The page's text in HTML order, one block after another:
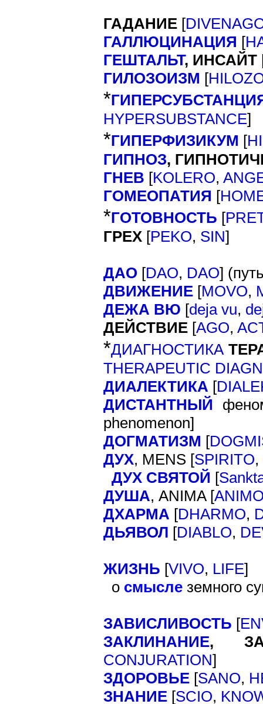
ГАДАНИЕ [
ГАЛЛЮЦИНАЦИЯ [
ГЕШТАЛЬТ, ИНСАЙТ
ГИЛОЗОИЗМ [
*
HYPERSUBSTANCE]
*ГИПЕРФИЗИКУМ [
ГИПНОЗ,
ГНЕВ [KOLERO,
ГОМЕОПАТИЯ [
*ГОТОВНОСТЬ [
ГРЕХ [PEKO, SIN]
ДАО [DAO, DAO] (
ДВИЖЕНИЕ [MOVO,
ДЕЖА ВЮ [deja vu,
ДЕЙСТВИЕ [AGO,
*ДИАГНОСТИКА
THERAPEUTIC
ДИАЛЕКТИКА [
ДИСТАНТНЫЙ
phenomenon]
ДОГМАТИЗМ [
ДУХ, MENS [SPIRITO,
ДУХ СВЯТОЙ [
ДУША, ANIMA [
ДХАРМА [DHARMO,
ДЬЯВОЛ [DIABLO,
ЖИЗНЬ [VIVO, LIFE]
о смысле земного
ЗАВИСЛИВОСТЬ [
ЗАКЛИНАНИЕ,
CONJURATION]
ЗДОРОВЬЕ [SANO,
ЗНАНИЕ [SCIO,